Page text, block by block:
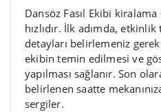
Dansöz Fasıl Ekibi
hızlıdır. İlk adımda,
detayları belirlemeniz
ekibin temin edilmesi ve
yapılması sağlanır. Son
belirlenen saatte
sergiler.